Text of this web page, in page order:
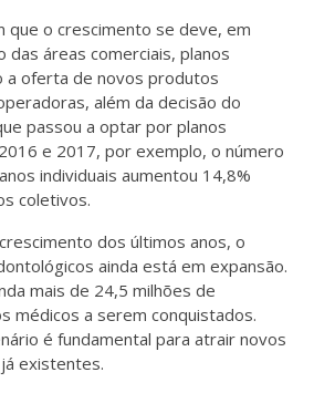
que o crescimento se deve, em
das áreas comerciais, planos
a oferta de novos produtos
além da decisão do
passou a optar por planos
e 2017, por exemplo, o número
individuais aumentou 14,8%
coletivos.
dos últimos anos, o
ainda está em expansão.
mais de 24,5 milhões de
médicos a serem conquistados.
é fundamental para atrair novos
existentes.